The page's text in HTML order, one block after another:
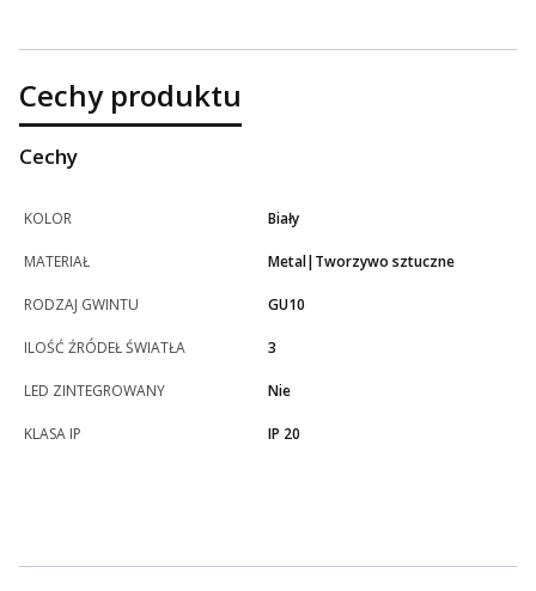
Cechy produktu
Cechy
KOLOR Biały
MATERIAŁ Metal|Tworzywo sztuczne
RODZAJ GWINTU GU10
ILOŚĆ ŹRÓDEŁ ŚWIATŁA 3
LED ZINTEGROWANY Nie
KLASA IP IP 20